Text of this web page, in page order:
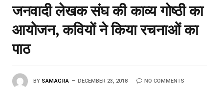
जनवादी लेखक संघ की काव्य गोष्ठी का
आयोजन, कवियों ने किया रचनाओं का
पाठ
BY SAMAGRA DECEMBER 23, 2018 NO COMMENTS